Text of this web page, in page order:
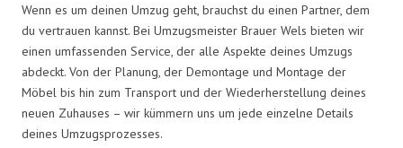
Wenn es um deinen Umzug geht, brauchst du einen Partner, dem
du vertrauen kannst. Bei Umzugsmeister Brauer Wels bieten wir
einen umfassenden Service, der alle Aspekte deines Umzugs
abdeckt. Von der Planung, der Demontage und Montage der
Möbel bis hin zum Transport und der Wiederherstellung deines
neuen Zuhauses – wir kümmern uns um jede einzelne Details
deines Umzugsprozesses.